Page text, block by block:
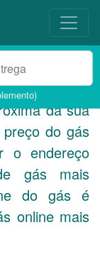
da sua
do gás
o endereço
gás mais
do gás é
online mais